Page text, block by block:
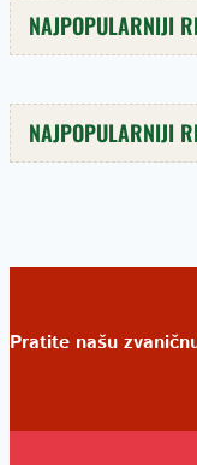
NAJPOPULARNIJI
NAJPOPULARNIJI
Pratite našu